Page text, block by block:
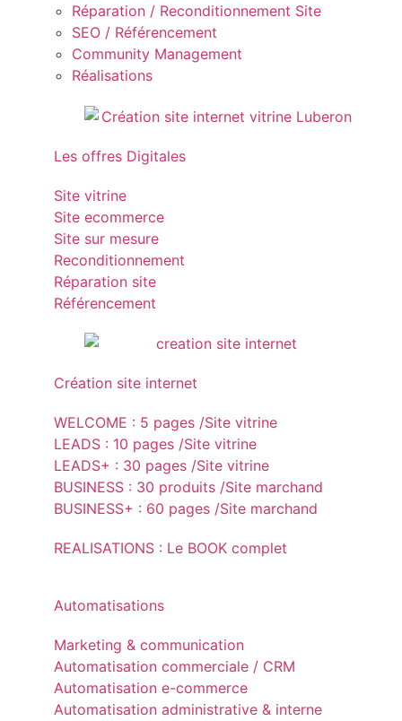
Réparation / Reconditionnement Site
SEO / Référencement
Community Management
Réalisations
Les offres Digitales
Site vitrine
Site ecommerce
Site sur mesure
Reconditionnement
Réparation site
Référencement
Création site internet
WELCOME : 5 pages /Site vitrine
LEADS : 10 pages /Site vitrine
LEADS+ : 30 pages /Site vitrine
BUSINESS : 30 produits /Site marchand
BUSINESS+ : 60 pages /Site marchand
REALISATIONS : Le BOOK complet
Automatisations
Marketing & communication
Automatisation commerciale / CRM
Automatisation e-commerce
Automatisation administrative & interne